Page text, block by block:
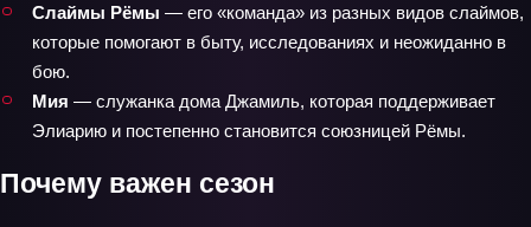
Слаймы Рёмы — его «команда» из разных видов слаймов,
которые помогают в быту, исследованиях и неожиданно в
бою.
Мия — служанка дома Джамиль, которая поддерживает
Элиарию и постепенно становится союзницей Рёмы.
Почему важен сезон